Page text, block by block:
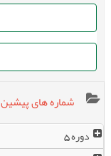
شماره های پیشین
دوره5